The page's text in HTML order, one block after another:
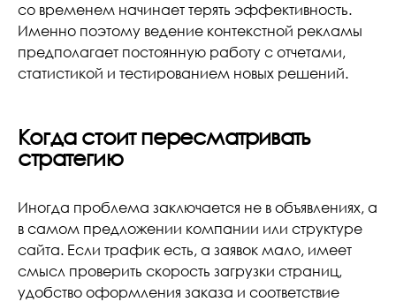
со временем начинает терять эффективность.
Именно поэтому ведение контекстной рекламы
предполагает постоянную работу с отчетами,
статистикой и тестированием новых решений.
Когда стоит пересматривать
стратегию
Иногда проблема заключается не в объявлениях, а
в самом предложении компании или структуре
сайта. Если трафик есть, а заявок мало, имеет
смысл проверить скорость загрузки страниц,
удобство оформления заказа и соответствие